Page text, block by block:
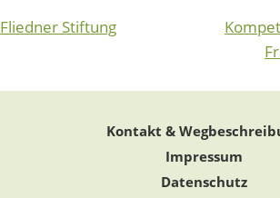
Beitragsnavigation
Fliedner Stiftung
Kontakt &
Impressum
Datenschutz